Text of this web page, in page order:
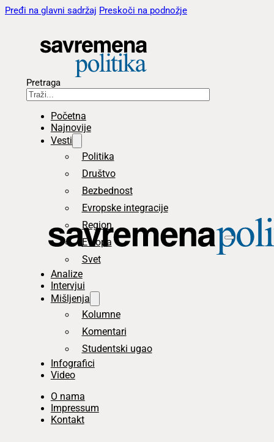
Pređi na glavni sadržaj Preskoči na podnožje
Pretraga
Početna
Najnovije
Vesti
Politika
Društvo
Bezbednost
Evropske integracije
Region
Evropa
Svet
Analize
Intervjui
Mišljenja
Kolumne
Komentari
Studentski ugao
Infografici
Video
O nama
Impressum
Kontakt